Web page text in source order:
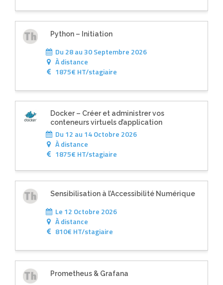
Python – Initiation
Du 28 au 30 Septembre 2026
Àdistance
1875€ HT/stagiaire
Docker – Créer et administrer vos
conteneurs virtuels d’application
Du 12 au 14 Octobre 2026
Àdistance
1875€ HT/stagiaire
Sensibilisation à l’Accessibilité Numérique
Le 12 Octobre 2026
Àdistance
810€ HT/stagiaire
Prometheus & Grafana